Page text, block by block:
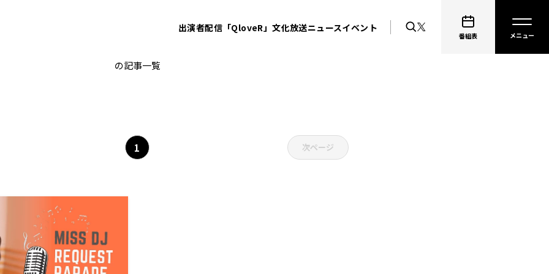
出演者配信「QloveR」文化放送ニュースイベント
番組表
の記事一覧
1 次ページ